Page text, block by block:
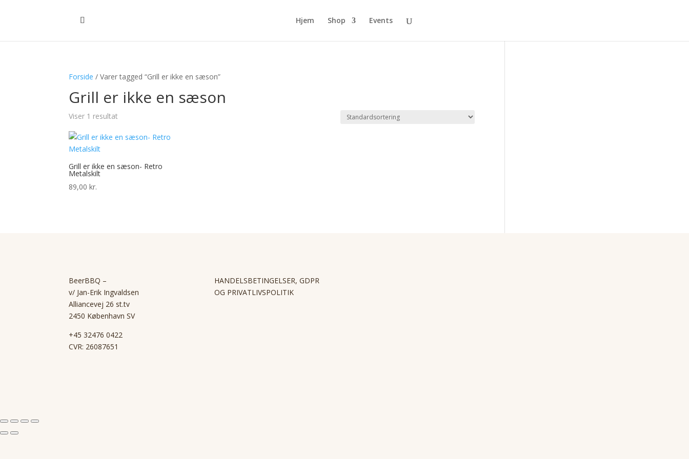
Hjem Shop Events
Forside / Varer tagged “Grill er ikke en sæson”
Grill er ikke en sæson
Viser 1 resultat
Grill er ikke en sæson- Retro
Metalskilt
89,00kr.
BeerBBQ –
v/ Jan-Erik Ingvaldsen
Alliancevej 26 st.tv
2450 København SV
+45 32476 0422
CVR: 26087651
HANDELSBETINGELSER, GDPR
OG PRIVATLIVSPOLITIK